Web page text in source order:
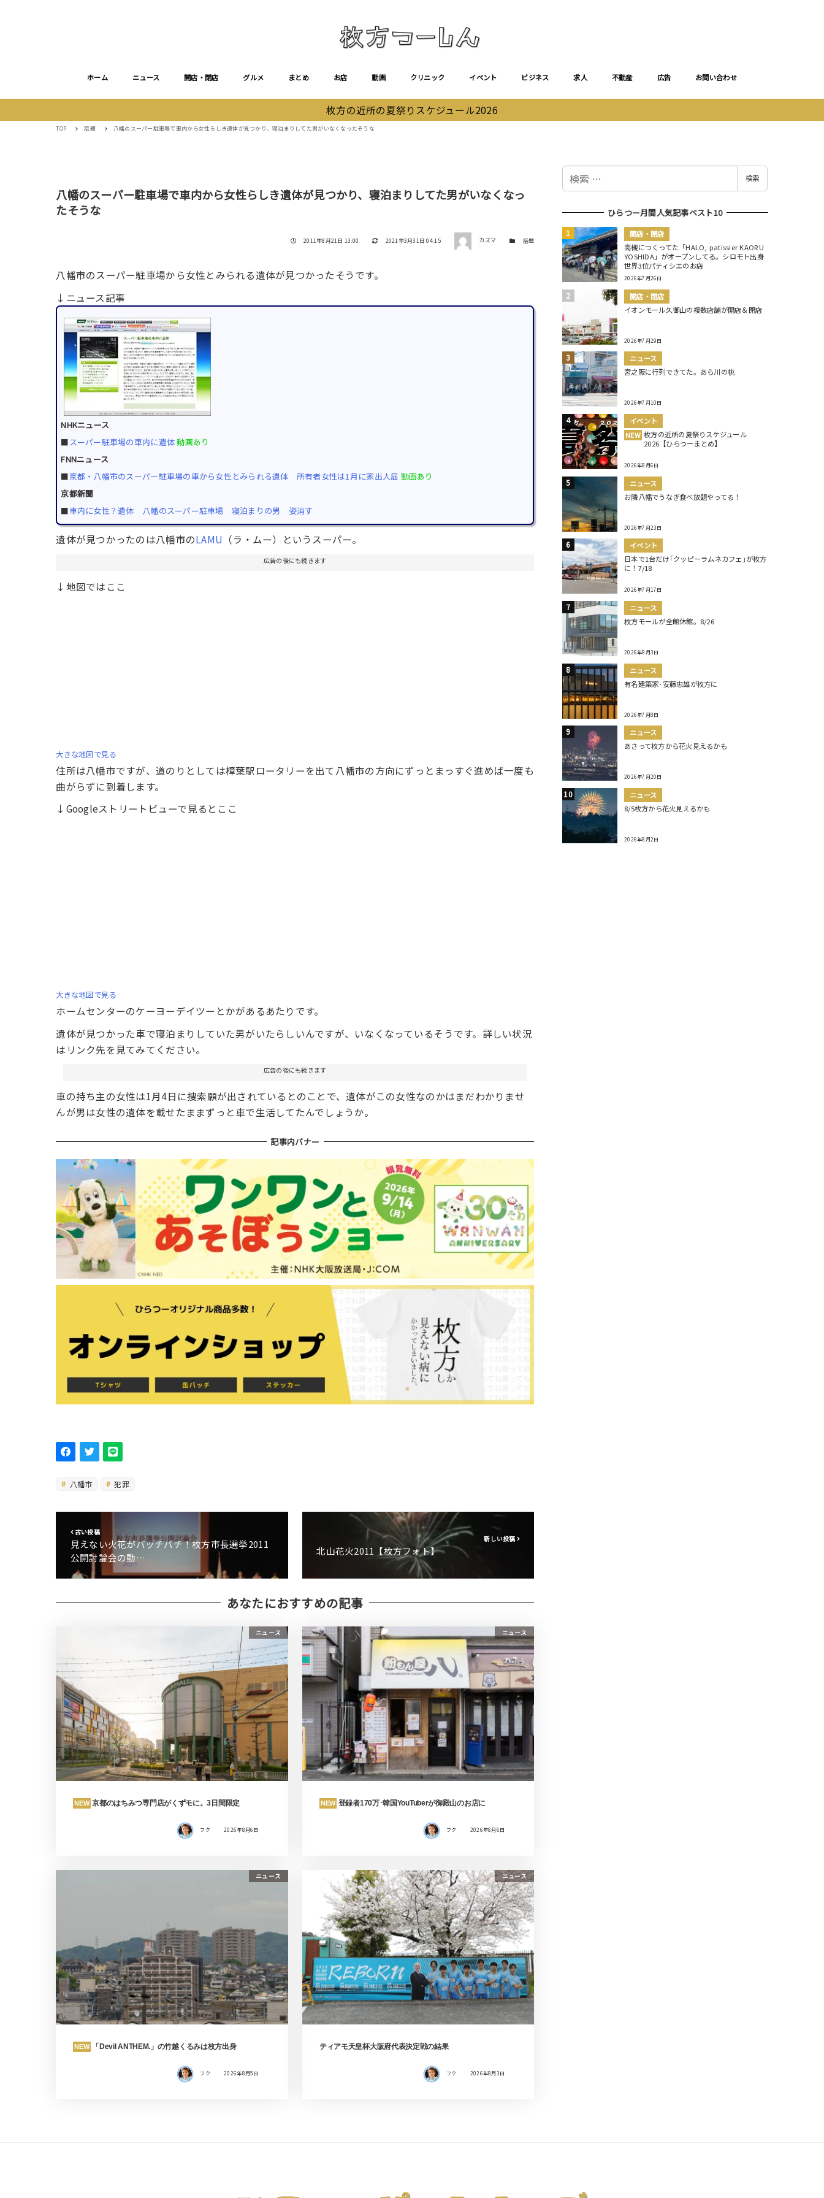
ホーム ニュース 開店・閉店 グルメ まとめ お店 動画 クリニック イベント ビジネス 求人 不動産 広告 お問い合わせ
枚方の近所の夏祭りスケジュール2026
TOP 話題 八幡のスーパー駐車場で車内から女性らしき遺体が見つかり、寝泊まりしてた男がいなくなったそうな
八幡のスーパー駐車場で車内から女性らしき遺体が見つかり、寝泊まりしてた男がいなくなっ
たそうな
投稿日
2011年8月21日 13:00 更新日
2021年3月31日 04:15 著者 カズマ カテゴリー
話題
八幡市のスーパー駐車場から女性とみられる遺体が見つかったそうです。
↓ニュース記事
NHKニュース
■ スーパー駐車場の車内に遺体動画あり
FNNニュース
■京都・八幡市のスーパー駐車場の車から女性とみられる遺体 所有者女性は1月に家出人届 動画あり
京都新聞
■車内に女性？遺体 八幡のスーパー駐車場 寝泊まりの男 姿消す
遺体が見つかったのは八幡市のLAMU （ラ・ムー）というスーパー。
広告の後にも続きます
↓地図ではここ
大きな地図で見る
住所は八幡市ですが、道のりとしては樟葉駅ロータリーを出て八幡市の方向にずっとまっすぐ進めば一度も
曲がらずに到着します。
↓Googleストリートビューで見るとここ
大きな地図で見る
ホームセンターのケーヨーデイツーとかがあるあたりです。
遺体が見つかった車で寝泊まりしていた男がいたらしいんですが、いなくなっているそうです。詳しい状況
はリンク先を見てみてください。
広告の後にも続きます
車の持ち主の女性は1月4日に捜索願が出されているとのことで、遺体がこの女性なのかはまだわかりませ
んが男は女性の遺体を載せたままずっと車で生活してたんでしょうか。
記事内バナー
八幡市 犯罪
古い投稿
見えない火花がバッチバチ！枚方市長選挙2011
公開討論会の動…
新しい投稿
北山花火2011【枚方フォト】
あなたにおすすめの記事
ニュース
NEW 京都のはちみつ専門店がくずモに。3日間限定
フク 2026年8月6日
ニュース
NEW 登録者170万･韓国YouTuberが御殿山のお店に
フク 2026年8月6日
ニュース
NEW 「Devil ANTHEM.」の竹越くるみは枚方出身
フク 2026年8月5日
ニュース
ティアモ天皇杯大阪府代表決定戦の結果
フク 2026年8月3日
検
検索
ひらつー月間人気記事ベスト10
開店・閉店
高槻につくってた「HALO, patissier KAORU
YOSHIDA」がオープンしてる。シロモト出身
世界3位パティシエのお店
2026年7月26日
開店・閉店
イオンモール久御山の複数店舗が開店＆閉店
2026年7月29日
ニュース
宮之阪に行列できてた。あら川の桃
2026年7月10日
イベント
NEW 枚方の近所の夏祭りスケジュール
2026【ひらつーまとめ】
2026年8月6日
ニュース
お隣八幡でうなぎ食べ放題やってる！
2026年7月23日
イベント
日本で1台だけ｢クッピーラムネカフェ｣が枚方
に！7/18
2026年7月17日
ニュース
枚方モールが全館休館。8/26
2026年8月3日
ニュース
有名建築家･安藤忠雄が枚方に
2026年7月8日
ニュース
あさって枚方から花火見えるかも
2026年7月20日
ニュース
8/5枚方から花火見えるかも
2026年8月2日